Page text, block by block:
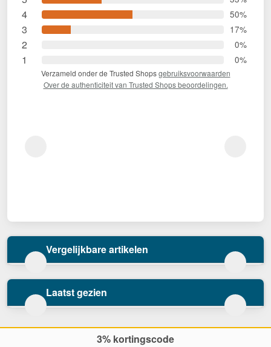
4 50%
3 17%
2 0%
1 0%
Verzameld onder de Trusted Shopsgebruiksvoorwaarden
Over de authenticiteit van Trusted Shops beoordelingen.
Vergelijkbare artikelen
Laatst gezien
3% kortingscode